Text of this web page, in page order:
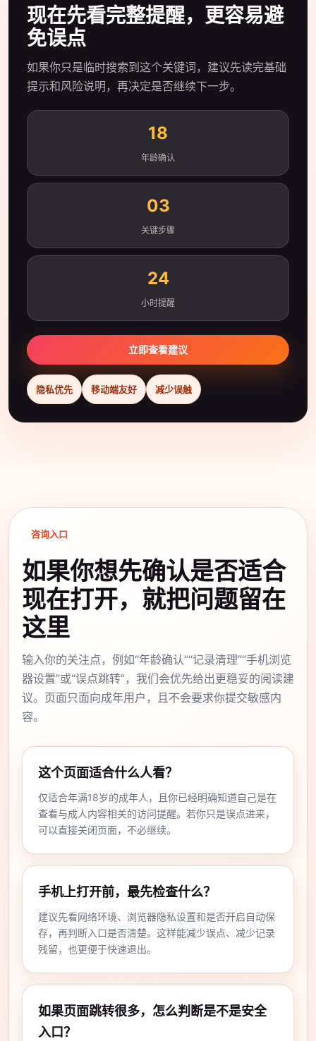
现在先看完整提醒，更容易避
免误点
如果你只是临时搜索到这个关键词，建议先读完基础
提示和风险说明，再决定是否继续下一步。
18
年龄确认
03
关键步骤
24
小时提醒
立即查看建议
隐私优先 移动端友好 减少误触
咨询入口
如果你想先确认是否适合
现在打开，就把问题留在
这里
输入你的关注点，例如“年龄确认”“记录清理”“手机浏览
器设置”或“误点跳转”，我们会优先给出更稳妥的阅读建
议。页面只面向成年用户，且不会要求你提交敏感内
容。
这个页面适合什么人看？
仅适合年满18岁的成年人，且你已经明确知道自己是在
查看与成人内容相关的访问提醒。若你只是误点进来，
可以直接关闭页面，不必继续。
手机上打开前，最先检查什么？
建议先看网络环境、浏览器隐私设置和是否开启自动保
存，再判断入口是否清楚。这样能减少误点、减少记录
残留，也更便于快速退出。
如果页面跳转很多，怎么判断是不是安全
入口？